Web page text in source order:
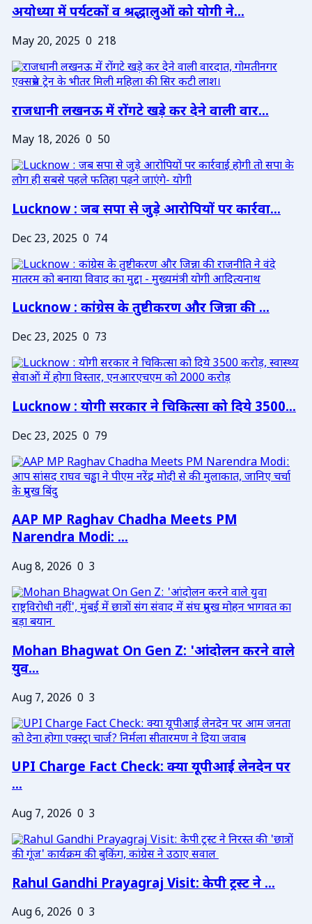
अयोध्या में पर्यटकों व श्रद्धालुओं को योगी ने...
May 20, 2025 0 218
राजधानी लखनऊ में रोंगटे खड़े कर देने वाली वार...
May 18, 2026 0 50
Lucknow : जब सपा से जुड़े आरोपियों पर कार्रवा...
Dec 23, 2025 0 74
Lucknow : कांग्रेस के तुष्टीकरण और जिन्ना की ...
Dec 23, 2025 0 73
Lucknow : योगी सरकार ने चिकित्सा को दिये 3500...
Dec 23, 2025 0 79
AAP MP Raghav Chadha Meets PM
Narendra Modi: ...
Aug 8, 2026 0 3
Mohan Bhagwat On Gen Z: 'आंदोलन करने वाले
युव...
Aug 7, 2026 0 3
UPI Charge Fact Check: क्या यूपीआई लेनदेन पर
...
Aug 7, 2026 0 3
Rahul Gandhi Prayagraj Visit: केपी ट्रस्ट ने ...
Aug 6, 2026 0 3